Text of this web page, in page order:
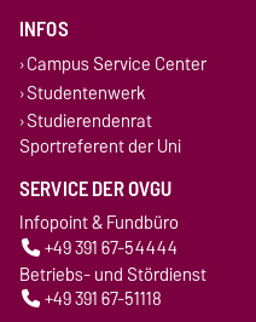
INFOS
Campus Service Center
Studentenwerk
Studierendenrat
Sportreferent der Uni
SERVICE DER OVGU
Infopoint & Fundbüro
+49 391 67-54444
Betriebs- und Stördienst
+49 391 67-51118